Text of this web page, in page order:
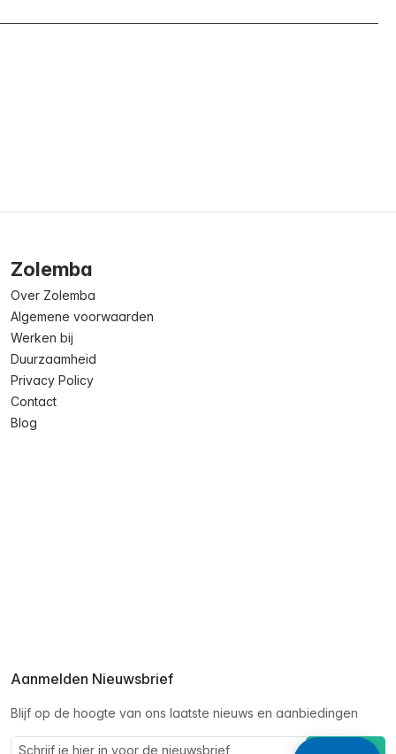
Zolemba
Over Zolemba
Algemene voorwaarden
Werken bij
Duurzaamheid
Privacy Policy
Contact
Blog
Aanmelden Nieuwsbrief
Blijf op de hoogte van ons laatste nieuws en aanbiedingen
Schrijf je in